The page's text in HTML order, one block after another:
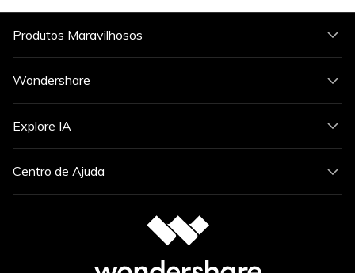
Produtos Maravilhosos
Wondershare
Explore IA
Centro de Ajuda